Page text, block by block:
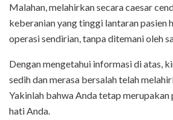
Malahan, melahirkan secara caesar
keberanian yang tinggi lantaran pasien
operasi sendirian, tanpa ditemani oleh
Dengan mengetahui informasi di atas,
sedih dan merasa bersalah telah
Yakinlah bahwa Anda tetap merupakan
hati Anda.